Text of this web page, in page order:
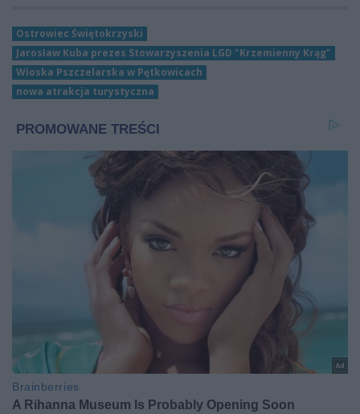
Ostrowiec Świętokrzyski
Jarosław Kuba prezes Stowarzyszenia LGD "Krzemienny Krąg"
Wioska Pszczelarska w Pętkowicach
nowa atrakcja turystyczna